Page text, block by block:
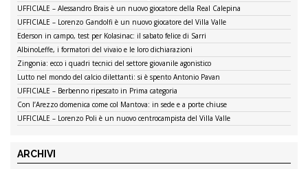
UFFICIALE – Alessandro Brais è un nuovo giocatore della Real Calepina
UFFICIALE – Lorenzo Gandolfi è un nuovo giocatore del Villa Valle
Ederson in campo, test per Kolasinac: il sabato felice di Sarri
AlbinoLeffe, i formatori del vivaio e le loro dichiarazioni
Zingonia: ecco i quadri tecnici del settore giovanile agonistico
Lutto nel mondo del calcio dilettanti: si è spento Antonio Pavan
UFFICIALE – Berbenno ripescato in Prima categoria
Con l’Arezzo domenica come col Mantova: in sede e a porte chiuse
UFFICIALE – Lorenzo Poli è un nuovo centrocampista del Villa Valle
ARCHIVI